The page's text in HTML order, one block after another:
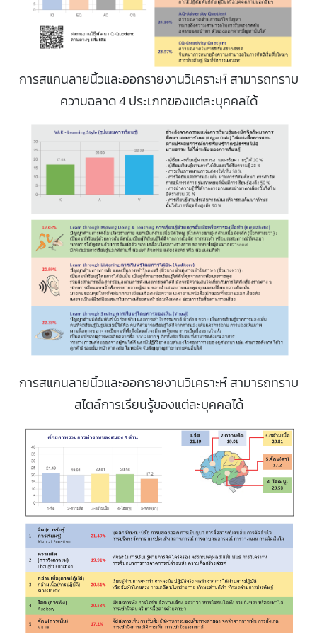
การสแกนลายนิ้วและออกรายงานวิเคราะห์ สามารถทราบ
ความฉลาด 4 ประเภทของแต่ละบุคคลได้
การสแกนลายนิ้วและออกรายงานวิเคราะห์ สามารถทราบ
สไตล์การเรียนรู้ของแต่ละบุคคลได้